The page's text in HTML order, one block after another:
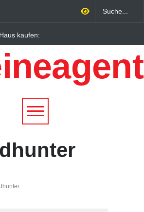
kaufen:
zwischen
und
einfach erklärt
Wirtschaftsfaktor: Wie
Qualitätstourismus
profitieren